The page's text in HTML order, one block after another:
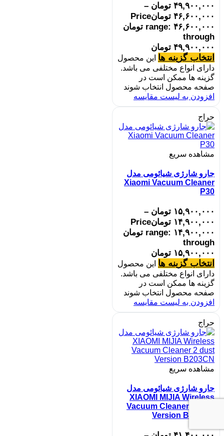
۴۹,۹۰۰,۰۰۰ تومان –
۴۶,۶۰۰,۰۰۰ تومانPrice
range: ۴۶,۶۰۰,۰۰۰ تومان
through
۴۹,۹۰۰,۰۰۰ تومان
انتخاب گزینه ها این محصول
دارای انواع مختلفی می باشد.
گزینه ها ممکن است در
صفحه محصول انتخاب شوند
افزودن به لیست مقایسه
حراج
مشاهده سریع
جارو شارژی شیائومی مدل
Xiaomi Vacuum Cleaner
P30
۱۵,۹۰۰,۰۰۰ تومان –
۱۴,۹۰۰,۰۰۰ تومانPrice
range: ۱۴,۹۰۰,۰۰۰ تومان
through
۱۵,۹۰۰,۰۰۰ تومان
انتخاب گزینه ها این محصول
دارای انواع مختلفی می باشد.
گزینه ها ممکن است در
صفحه محصول انتخاب شوند
افزودن به لیست مقایسه
حراج
مشاهده سریع
جارو شارژی شیائومی مدل
XIAOMI MIJIA Wireless
Vacuum Cleaner 2 dust
Version B203CN